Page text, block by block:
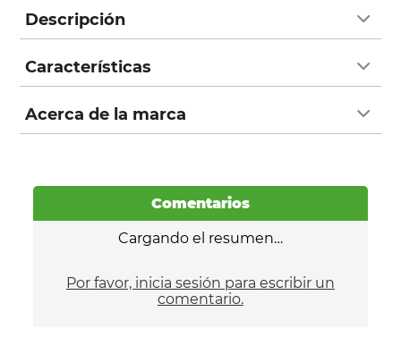
Descripción
Características
Acerca de la marca
Comentarios
Cargando el resumen…
Por favor, inicia sesión para escribir un
comentario.